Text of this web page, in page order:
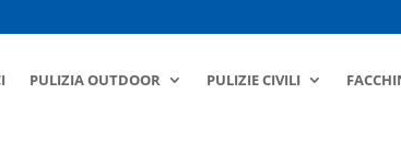
PULIZIA OUTDOOR PULIZIE CIVILI